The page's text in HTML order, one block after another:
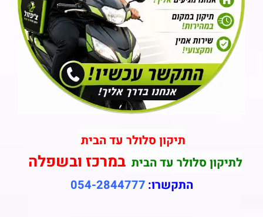
תיקון סלולר עד הבית
לתיקון סלולר עד הביתבמרכז ובשפלה
התקשרו: 054-2844777